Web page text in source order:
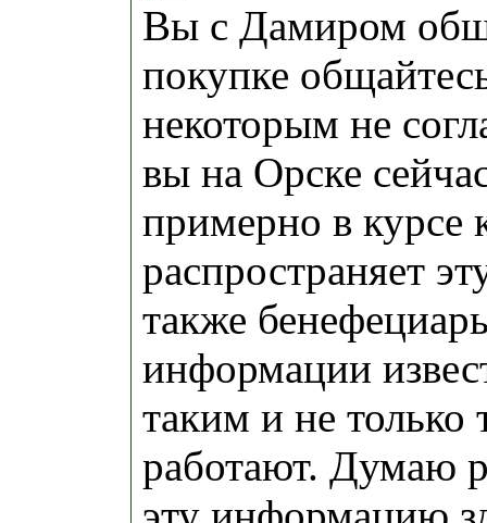
Вы с Дамиром
покупке
некоторым не
вы на Орске
примерно в курсе
распространяет
также
информации
таким и не
работают. Думаю